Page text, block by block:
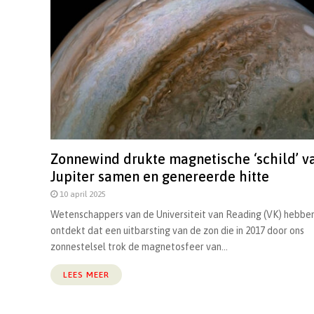
Zonnewind drukte magnetische ‘schild’
Jupiter samen en genereerde hitte
10 april 2025
Wetenschappers van de Universiteit van Reading (VK)
ontdekt dat een uitbarsting van de zon die in 2017 door ons
zonnestelsel trok de magnetosfeer van...
LEES MEER